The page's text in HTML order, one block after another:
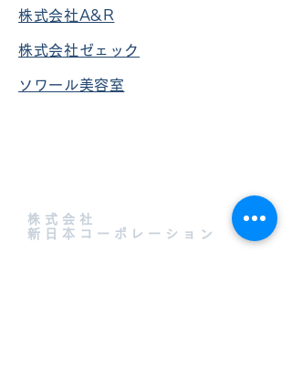
株式会社A&R
株式会社ゼェック
ソワール美容室
株式会社
新日本コーポレーション